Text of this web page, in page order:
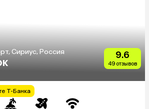
Сириус, Россия 9.6
49 отзывов
Т-Банка